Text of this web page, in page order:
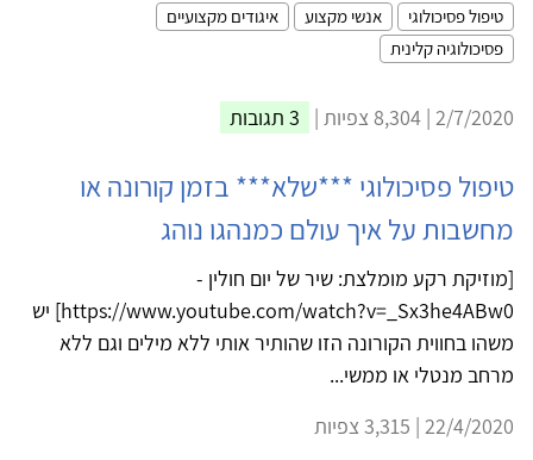
טיפול פסיכולוגי אנשי מקצוע
איגודים מקצועיים
פסיכולוגיה קלינית
2/7/2020 | 8,304 צפיות | 3 תגובות
טיפול פסיכולוגי ***שלא*** בזמן קורונה או
מחשבות על איך עולם כמנהגו נוהג
[מוזיקת רקע מומלצת: שיר של יום חולין -
https://www.youtube.com/watch?v=_Sx3he4ABw0] יש
משהו בחווית הקורונה הזו שהותיר אותי ללא מילים וגם ללא
מרחב מנטלי או ממשי...
22/4/2020 | 3,315 צפיות